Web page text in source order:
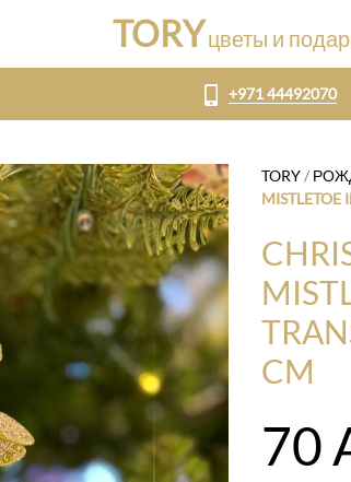
TORYцветы и
+971 44492070
TORY/
MISTLETOE
CM
70